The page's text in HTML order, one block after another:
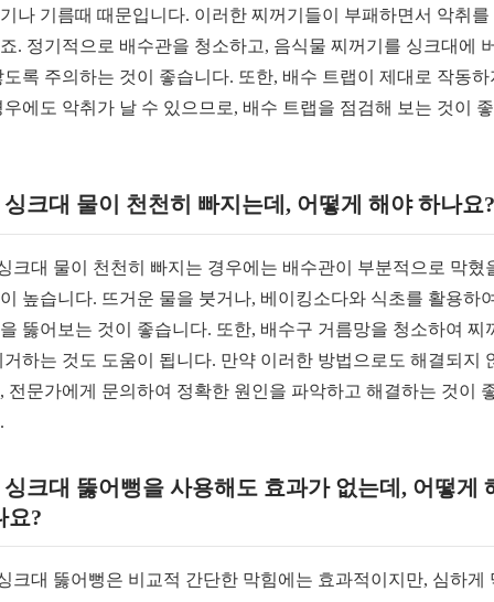
나 기름때 때문입니다. 이러한 찌꺼기들이 부패하면서 악취를
. 정기적으로 배수관을 청소하고, 음식물 찌꺼기를 싱크대에
도록 주의하는 것이 좋습니다. 또한, 배수 트랩이 제대로 작동하
우에도 악취가 날 수 있으므로, 배수 트랩을 점검해 보는 것이
싱크대 물이 천천히 빠지는데, 어떻게 해야 하나요?
크대 물이 천천히 빠지는 경우에는 배수관이 부분적으로 막혔
높습니다. 뜨거운 물을 붓거나, 베이킹소다와 식초를 활용하
뚫어보는 것이 좋습니다. 또한, 배수구 거름망을 청소하여 찌
거하는 것도 도움이 됩니다. 만약 이러한 방법으로도 해결되지
전문가에게 문의하여 정확한 원인을 파악하고 해결하는 것이
싱크대 뚫어뻥을 사용해도 효과가 없는데, 어떻게
요?
크대 뚫어뻥은 비교적 간단한 막힘에는 효과적이지만, 심하게